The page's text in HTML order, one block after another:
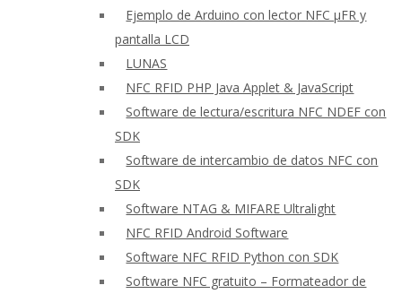
Ejemplo de Arduino con lector NFC μFR y
pantalla LCD
LUNAS
NFC RFID PHP Java Applet & JavaScript
Software de lectura/escritura NFC NDEF con
SDK
Software de intercambio de datos NFC con
SDK
Software NTAG & MIFARE Ultralight
NFC RFID Android Software
Software NFC RFID Python con SDK
Software NFC gratuito – Formateador de